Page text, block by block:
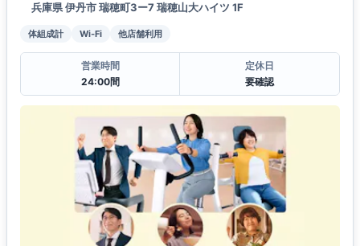
兵庫県 伊丹市 瑞穂町3ー7 瑞穂山大ハイツ 1F
体組成計 Wi-Fi 他店舗利用
営業時間
24:00間
定休日
要確認